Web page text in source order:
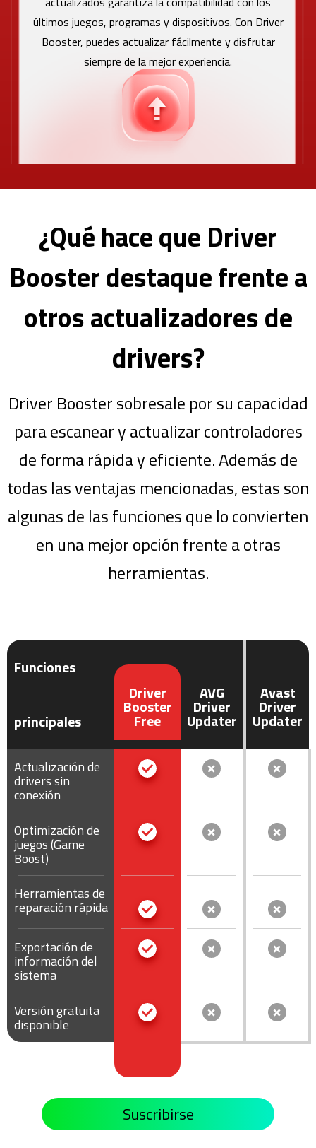
últimos juegos, programas y dispositivos. Con Driver
Booster, puedes actualizar fácilmente y disfrutar
siempre de la mejor experiencia.
¿Qué hace que Driver
Booster destaque frente a
otros actualizadores de
drivers?
Driver Booster sobresale por su capacidad
para escanear y actualizar controladores
de forma rápida y eficiente. Además de
todas las ventajas mencionadas, estas son
algunas de las funciones que lo convierten
en una mejor opción frente a otras
herramientas.
Funciones
principales
Driver
Booster
Free
AVG
Driver
Updater
Avast
Driver
Updater
Actualización de
drivers sin
conexión
Optimización de
juegos (Game
Boost)
Herramientas de
reparación rápida
Exportación de
información del
sistema
Versión gratuita
disponible
Suscribirse